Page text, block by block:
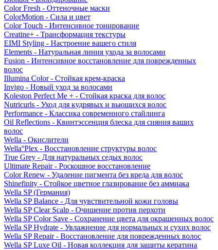
Color Fresh - Оттеночные маски
ColorMotion - Сила и цвет
Color Touch - Интенсивное тонирование
Creatine+ - Трансформация текстуры
EIMI Styling - Настроение вашего стиля
Elements - Натуральная линия ухода за волосами
Fusion - Интенсивное восстановление для поврежденных
волос
Illumina Color - Стойкая крем-краска
Invigo - Новый уход за волосами
Koleston Perfect Me + - Стойкая краска для волос
Nutricurls - Уход для кудрявых и вьющихся волос
Performance - Классика современного стайлинга
Oil Reflections - Квинтэссенция блеска для сияния ваших
волос
Wella - Окислители
Wella°Plex - Восстановление структуры волос
True Grey - Для натуральных седых волос
Ultimate Repair - Роскошное восстановление
Color Renew - Удаление пигмента без вреда для волос
Shinefinity - Стойкое цветное глазирование без аммиака
Wella SP (Германия)
Wella SP Balance - Для чувствительной кожи головы
Wella SP Clear Scalp - Очищение против перхоти
Wella SP Color Save - Сохранение цвета для окрашенных волос
Wella SP Hydrate - Увлажнение для нормальных и сухих волос
Wella SP Repair - Восстановление для поврежденных волос
Wella SP Luxe Oil - Новая коллекция для защиты кератина